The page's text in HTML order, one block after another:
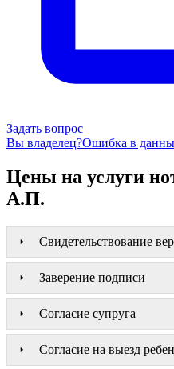
Задать вопрос
Вы владелец?Ошибка в
Цены на услуги
А.П.
Свидетельствование
Заверение подписи
Согласие супруга
Согласие на выезд